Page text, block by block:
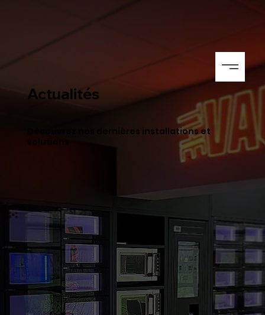
Actualités
Découvrez nos dernières installations et
solutions